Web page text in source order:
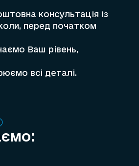
консультація із
перед початком
Ваш рівень,
всі деталі.